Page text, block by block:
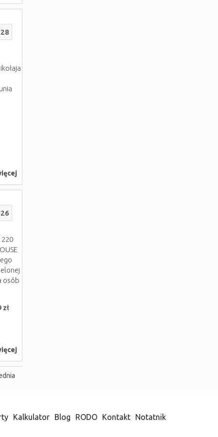
osób
zł
Kalkulator Blog RODO Kontakt Notatnik